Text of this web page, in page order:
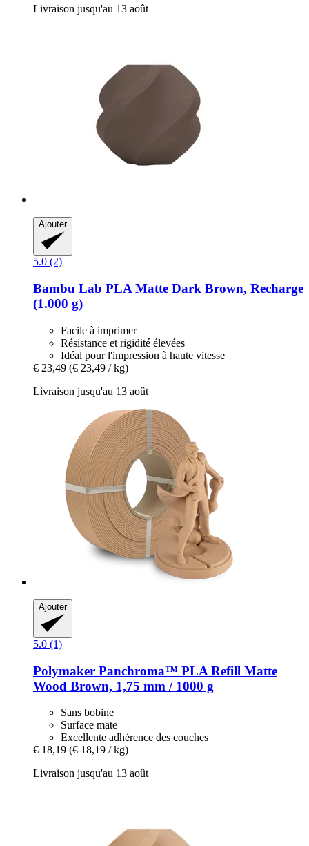
Livraison jusqu'au 13 août
Ajouter
5.0 (2)
Bambu Lab PLA Matte Dark Brown, Recharge
(1.000 g)
Facile à imprimer
Résistance et rigidité élevées
Idéal pour l'impression à haute vitesse
€ 23,49 (€ 23,49 / kg)
Livraison jusqu'au 13 août
Ajouter
5.0 (1)
Polymaker Panchroma™ PLA Refill Matte
Wood Brown, 1,75 mm / 1000 g
Sans bobine
Surface mate
Excellente adhérence des couches
€ 18,19 (€ 18,19 / kg)
Livraison jusqu'au 13 août